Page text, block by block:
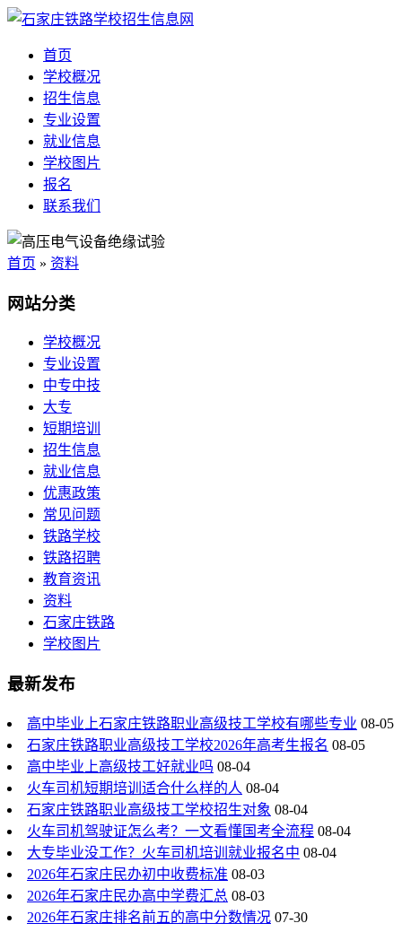
首页
学校概况
招生信息
专业设置
就业信息
学校图片
报名
联系我们
首页 » 资料
网站分类
学校概况
专业设置
中专中技
大专
短期培训
招生信息
就业信息
优惠政策
常见问题
铁路学校
铁路招聘
教育资讯
资料
石家庄铁路
学校图片
最新发布
高中毕业上石家庄铁路职业高级技工学校有哪些专业 08-05
石家庄铁路职业高级技工学校2026年高考生报名 08-05
高中毕业上高级技工好就业吗 08-04
火车司机短期培训适合什么样的人 08-04
石家庄铁路职业高级技工学校招生对象 08-04
火车司机驾驶证怎么考？一文看懂国考全流程 08-04
大专毕业没工作？火车司机培训就业报名中 08-04
2026年石家庄民办初中收费标准 08-03
2026年石家庄民办高中学费汇总 08-03
2026年石家庄排名前五的高中分数情况 07-30